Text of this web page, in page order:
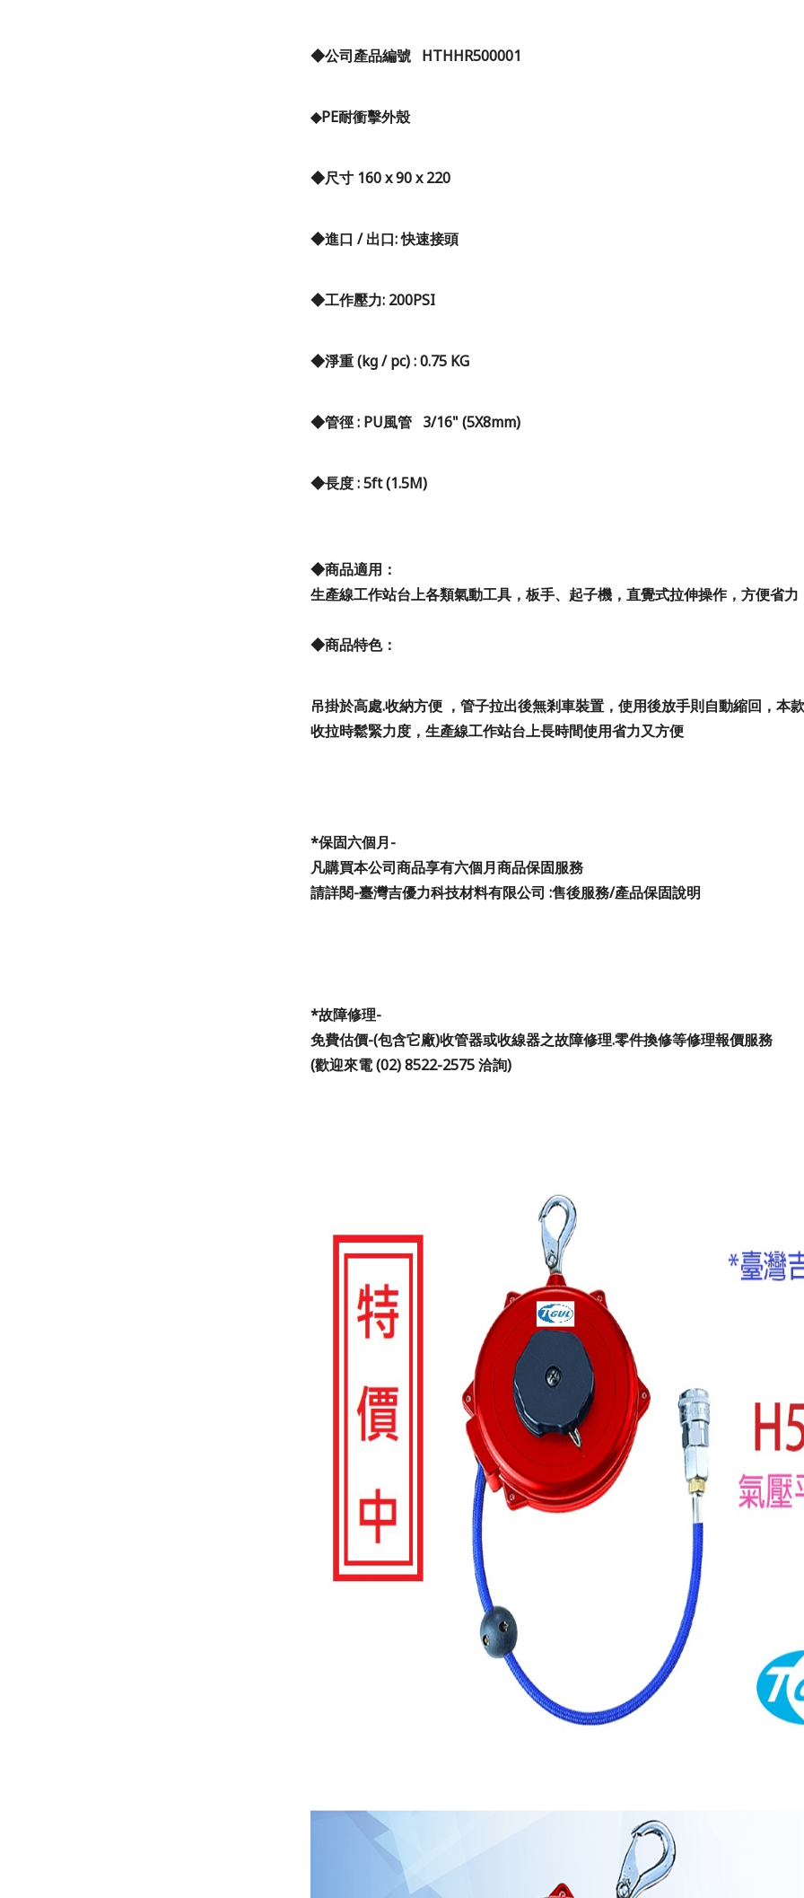
◆公司產品編號 HTHHR500001
◆PE耐衝擊外殼
◆尺寸 160 x 90 x 220
◆進口 / 出口: 快速接頭
◆工作壓力: 200PSI
◆淨重 (kg / pc) : 0.75 KG
◆管徑 : PU風管 3/16" (5X8mm)
◆長度 : 5ft (1.5M)
◆商品適用：
生產線工作站台上各類氣動工具，板手、起子機，直覺式拉伸操作，方便省力
◆商品特色：
吊掛於高處.收納方便 ，管子拉出後無剎車裝置，使用後放手則自動縮回，本
收拉時鬆緊力度， 生產線工作站台上長時間使用省力又方便
*保固六個月-
凡購買本公司商品享有六個月商品保固服務
請詳閱-臺灣吉優力科技材料有限公司 :售後服務/產品保固說明
*故障修理-
免費估價-(包含它廠)收管器或收線器之故障修理.零件換修等修理報價服務
(歡迎來電 (02) 8522-2575 洽詢)